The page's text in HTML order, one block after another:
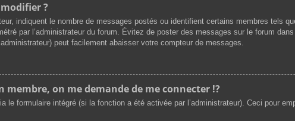
?
indiquent le nombre de messages postés ou identifient certains membres tels
par l’administrateur du forum. Évitez de poster des messages sur le forum
peut facilement abaisser votre compteur de messages.
membre, on me demande de me connecter !?
le formulaire intégré (si la fonction a été activée par l’administrateur). Ceci pour